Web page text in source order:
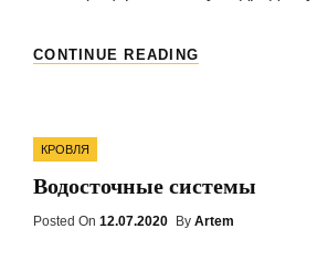
CONTINUE READING
Categories
КРОВЛЯ
Водосточные системы
Posted On Posted
12.07.2020 By Artem